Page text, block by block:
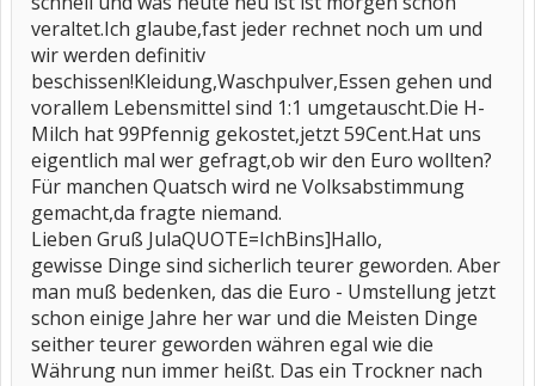
veraltet.Ich glaube,fast jeder rechnet noch um und
wir werden definitiv
beschissen!Kleidung,Waschpulver,Essen gehen und
vorallem Lebensmittel sind 1:1 umgetauscht.Die H-
Milch hat 99Pfennig gekostet,jetzt 59Cent.Hat uns
eigentlich mal wer gefragt,ob wir den Euro wollten?
Für manchen Quatsch wird ne Volksabstimmung
gemacht,da fragte niemand.
Lieben Gruß JulaQUOTE=IchBins]Hallo,
gewisse Dinge sind sicherlich teurer geworden. Aber
man muß bedenken, das die Euro - Umstellung jetzt
schon einige Jahre her war und die Meisten Dinge
seither teurer geworden währen egal wie die
Währung nun immer heißt. Das ein Trockner nach